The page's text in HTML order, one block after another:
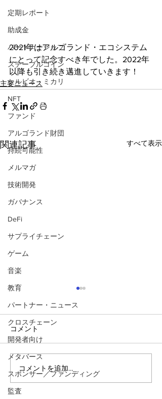
定期レポート
助成金
パートナーシップ
ステーブルコイン
シルビオ・ミカリ
NFT
ファンド
アルゴランド財団
持続可能性
メルマガ
技術開発
ガバナンス
DeFi
サプライチェーン
ゲーム
音楽
教育
パートナー・ニュース
クロスチェーン
開発者向け
メタバース
スポンサー／ファンディング
監査
2021年はアルゴランド・エコシステム
にとって記念すべき年でした。2022年
以降も引き続き邁進していきます！
主要ニュース
関連記事 すべて表示
アルゴランドのポスト量
子暗号（PQC）ロードマ
コメント
コメントを追加…